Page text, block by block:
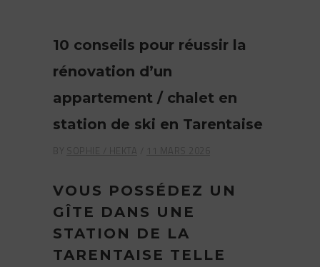
10 conseils pour réussir la
rénovation d’un
appartement / chalet en
station de ski en Tarentaise
VOUS POSSÉDEZ UN
GÎTE DANS UNE
STATION DE LA
TARENTAISE TELLE